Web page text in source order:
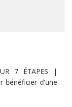
7 ÉTAPES |
bénéficier d'une